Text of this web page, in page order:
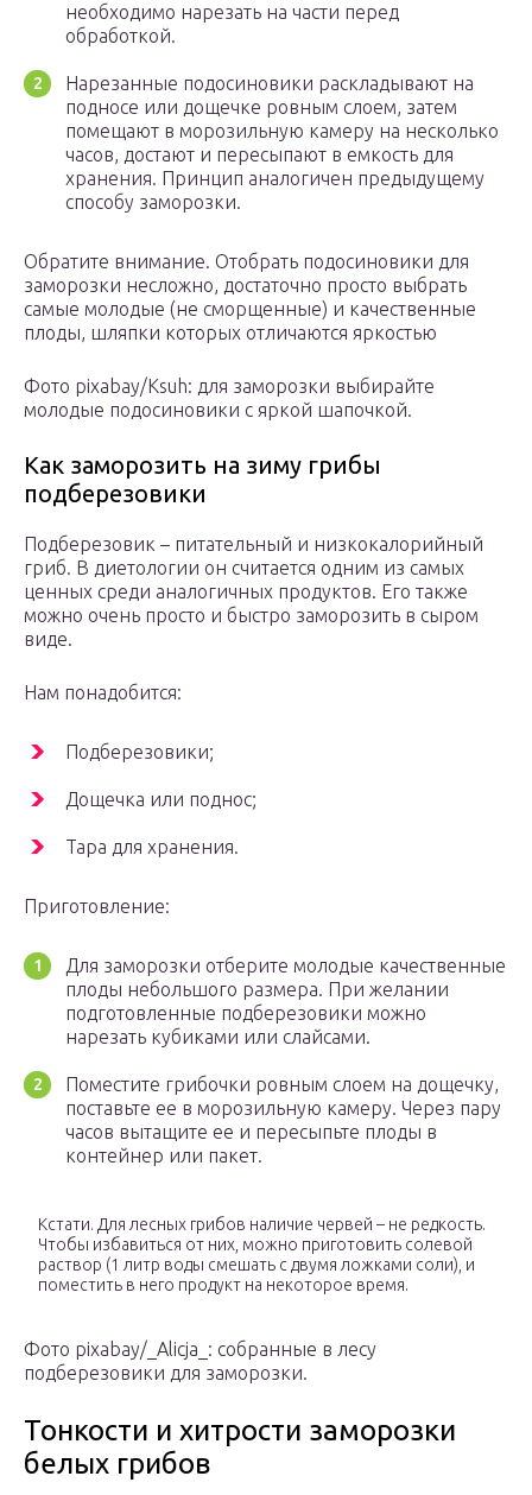
необходимо нарезать на части перед
обработкой.
Нарезанные подосиновики раскладывают на
подносе или дощечке ровным слоем, затем
помещают в морозильную камеру на несколько
часов, достают и пересыпают в емкость для
хранения. Принцип аналогичен предыдущему
способу заморозки.
Обратите внимание. Отобрать подосиновики для
заморозки несложно, достаточно просто выбрать
самые молодые (не сморщенные) и качественные
плоды, шляпки которых отличаются яркостью
Фото pixabay/Ksuh: для заморозки выбирайте
молодые подосиновики с яркой шапочкой.
Как заморозить на зиму грибы
подберезовики
Подберезовик – питательный и низкокалорийный
гриб. В диетологии он считается одним из самых
ценных среди аналогичных продуктов. Его также
можно очень просто и быстро заморозить в сыром
виде.
Нам понадобится:
Подберезовики;
Дощечка или поднос;
Тара для хранения.
Приготовление:
Для заморозки отберите молодые качественные
плоды небольшого размера. При желании
подготовленные подберезовики можно
нарезать кубиками или слайсами.
Поместите грибочки ровным слоем на дощечку,
поставьте ее в морозильную камеру. Через пару
часов вытащите ее и пересыпьте плоды в
контейнер или пакет.
Кстати. Для лесных грибов наличие червей – не редкость.
Чтобы избавиться от них, можно приготовить солевой
раствор (1 литр воды смешать с двумя ложками соли), и
поместить в него продукт на некоторое время.
Фото pixabay/_Alicja_: собранные в лесу
подберезовики для заморозки.
Тонкости и хитрости заморозки
белых грибов